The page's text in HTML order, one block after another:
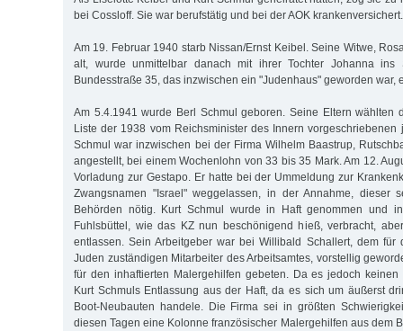
bei Cossloff. Sie war berufstätig und bei der AOK krankenversichert.
Am 19. Februar 1940 starb Nissan/Ernst Keibel. Seine Witwe,
alt, wurde unmittelbar danach mit ihrer Tochter Johanna ins
Bundesstraße 35, das inzwischen ein "Judenhaus" geworden war,
Am 5.4.1941 wurde Berl Schmul geboren. Seine Eltern wählten
Liste der 1938 vom Reichsminister des Innern vorgeschriebenen
Schmul war inzwischen bei der Firma Wilhelm Baastrup,
angestellt, bei einem Wochenlohn von 33 bis 35 Mark. Am 12.
Vorladung zur Gestapo. Er hatte bei der Ummeldung zur
Zwangsnamen "Israel" weggelassen, in der Annahme, dieser
Behörden nötig. Kurt Schmul wurde in Haft genommen und
Fuhlsbüttel, wie das KZ nun beschönigend hieß, verbracht,
entlassen. Sein Arbeitgeber war bei Willibald Schallert, dem für
Juden zuständigen Mitarbeiter des Arbeitsamtes, vorstellig
für den inhaftierten Malergehilfen gebeten. Da es jedoch keinen
Kurt Schmuls Entlassung aus der Haft, da es sich um äußerst
Boot-Neubauten handele. Die Firma sei in größten
diesen Tagen eine Kolonne französischer Malergehilfen aus dem